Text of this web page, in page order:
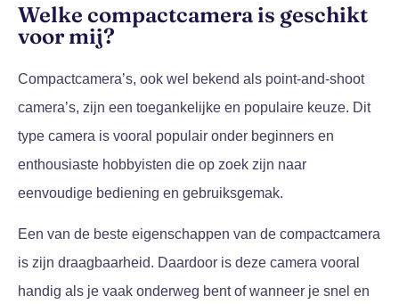
Welke compactcamera is geschikt
voor mij?
Compactcamera’s, ook wel bekend als point-and-shoot
camera’s, zijn een toegankelijke en populaire keuze. Dit
type camera is vooral populair onder beginners en
enthousiaste hobbyisten die op zoek zijn naar
eenvoudige bediening en gebruiksgemak.
Een van de beste eigenschappen van de compactcamera
is zijn draagbaarheid. Daardoor is deze camera vooral
handig als je vaak onderweg bent of wanneer je snel en